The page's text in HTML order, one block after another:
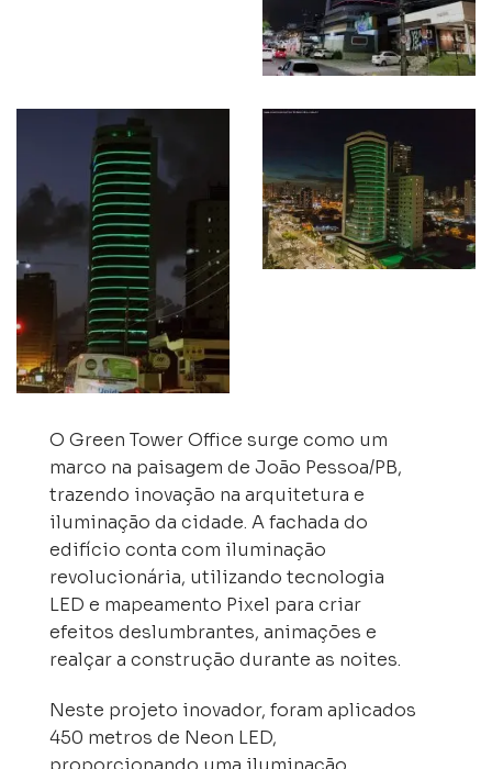
O Green Tower Office surge como um
marco na paisagem de João Pessoa/PB,
trazendo inovação na arquitetura e
iluminação da cidade. A fachada do
edifício conta com iluminação
revolucionária, utilizando tecnologia
LED e mapeamento Pixel para criar
efeitos deslumbrantes, animações e
realçar a construção durante as noites.
Neste projeto inovador, foram aplicados
450 metros de Neon LED,